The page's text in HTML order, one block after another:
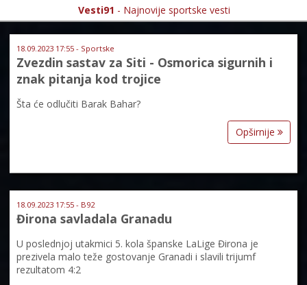
Vesti91 - Najnovije sportske vesti
18.09.2023 17:55 - Sportske
Zvezdin sastav za Siti - Osmorica sigurnih i
znak pitanja kod trojice
Šta će odlučiti Barak Bahar?
Opširnije
18.09.2023 17:55 - B92
Đirona savladala Granadu
U poslednjoj utakmici 5. kola španske LaLige Đirona je
prezivela malo teže gostovanje Granadi i slavili trijumf
rezultatom 4:2